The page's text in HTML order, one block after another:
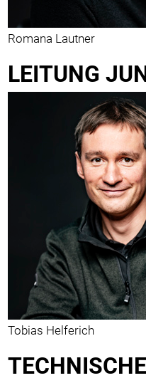
Romana Lautner
LEITUNG
Tobias Helferich